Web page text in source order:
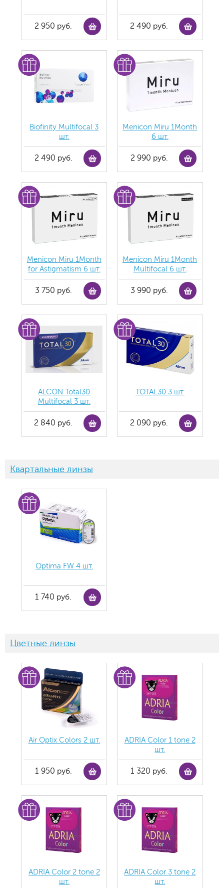
2 950 руб. 2 490 руб.
Biofinity Multifocal 3
шт.
2 490 руб.
Menicon Miru 1Month
6 шт.
2 990 руб.
Menicon Miru 1Month
for Astigmatism 6 шт.
3 750 руб.
Menicon Miru 1Month
Multifocal 6 шт.
3 990 руб.
ALCON Total30
Multifocal 3 шт.
2 840 руб.
TOTAL30 3 шт.
2 090 руб.
Квартальные линзы
Optima FW 4 шт.
1 740 руб.
Цветные линзы
Air Optix Colors 2 шт.
1 950 руб.
ADRIA Color 1 tone 2
шт.
1 320 руб.
ADRIA Color 2 tone 2
шт.
ADRIA Color 3 tone 2
шт.